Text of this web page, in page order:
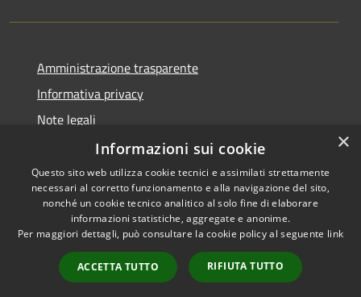
Amministrazione trasparente
Informativa privacy
Note legali
Dichiarazione di accessibilità
RSS
Accessibilità
Copyright © 2026 • Comune di
Signa • Powered by
Municipium•
Accesso
redazione
×
Informazioni sui cookie
Questo sito web utilizza cookie tecnici e assimilati strettamente
necessari al corretto funzionamento e alla navigazione del sito,
nonché un cookie tecnico analitico al solo fine di elaborare
informazioni statistiche, aggregate e anonime.
Per maggiori dettagli, può consultare la cookie policy al seguente link
ACCETTA TUTTO RIFIUTA TUTTO